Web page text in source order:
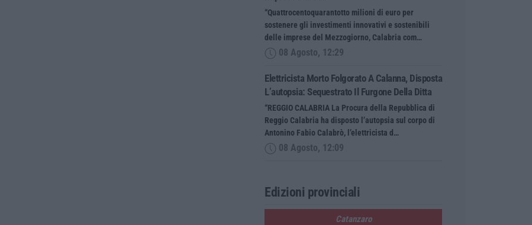
“Quattrocentoquarantotto milioni di euro per
sostenere gli investimenti innovativi e sostenibili
delle imprese del Mezzogiorno, Calabria com…
08 Agosto, 12:29
Elettricista Morto Folgorato A Calanna, Disposta
L’autopsia: Sequestrato Il Furgone Della Ditta
“REGGIO CALABRIA La Procura della Repubblica di
Reggio Calabria ha disposto l’autopsia sul corpo di
Antonino Fabio Calabrò, l’elettricista d…
08 Agosto, 12:09
Edizioni provinciali
Catanzaro